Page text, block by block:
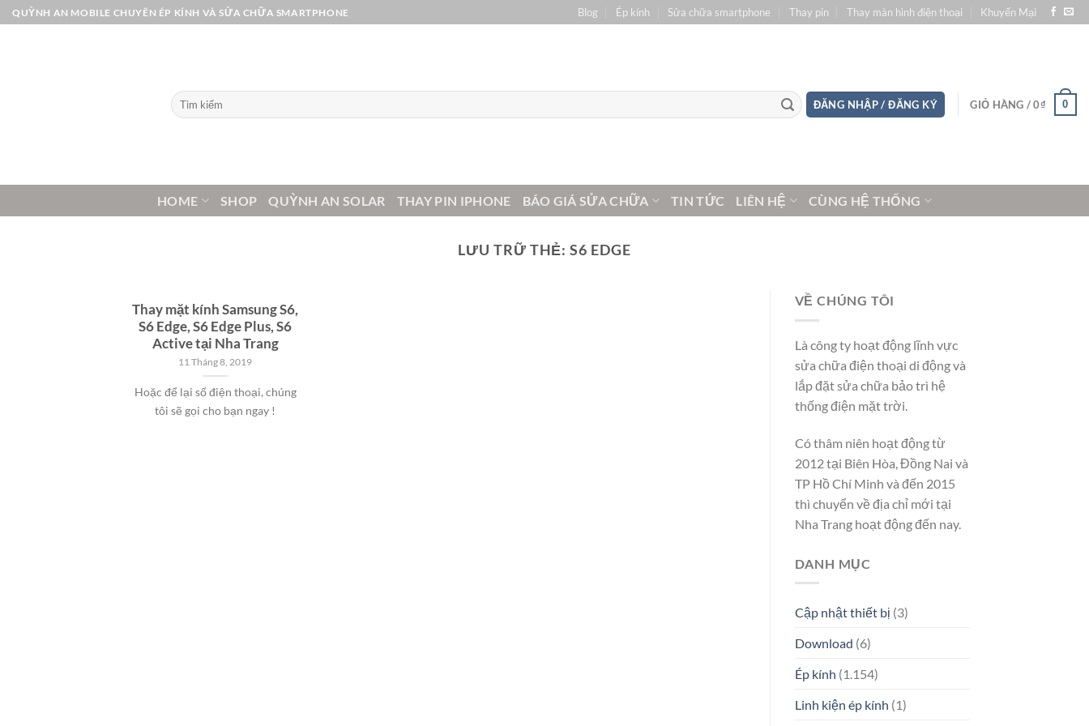
Bỏ
qua
QUỲNH AN MOBILE CHUYÊN ÉP KÍNH VÀ SỬA CHỮA SMARTPHONE Blog Ép kính Sửa chữa smartphone Thay pin Thay màn hình điện thoại Khuyến Mại
Tìm
kiếm:
ĐĂNG NHẬP / ĐĂNG KÝ GIỎ HÀNG /0₫ 0
HOME SHOP QUỲNH AN SOLAR THAY PIN IPHONE BÁO GIÁ SỬA CHỮA TIN TỨC LIÊN HỆ CÙNG HỆ THỐNG
LƯU TRỮ THẺ:S6 EDGE
Thay mặt kính Samsung S6,
S6 Edge, S6 Edge Plus, S6
Active tại Nha Trang
11 Tháng 8, 2019
Hoặc để lại số điện thoại, chúng
tôi sẽ gọi cho bạn ngay !
VỀ CHÚNG TÔI
Là công ty hoạt động lĩnh vực
sửa chữa điện thoại di động và
lắp đặt sửa chữa bảo trì hệ
thống điện mặt trời.
Có thâm niên hoạt động từ
2012 tại Biên Hòa, Đồng Nai và
TP Hồ Chí Minh và đến 2015
thì chuyển về địa chỉ mới tại
Nha Trang hoạt động đến nay.
DANH MỤC
Cập nhật thiết bị (3)
Download (6)
Ép kính (1.154)
Linh kiện ép kính (1)